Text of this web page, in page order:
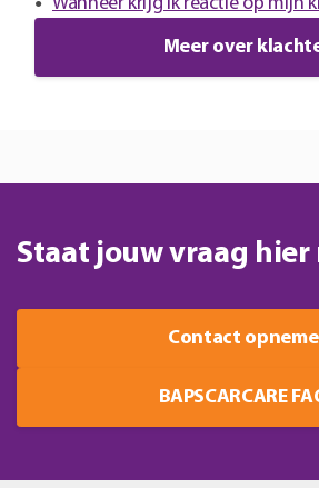
Meer over
Staat jouw vraag hier
Contact
BAPSCARCARE